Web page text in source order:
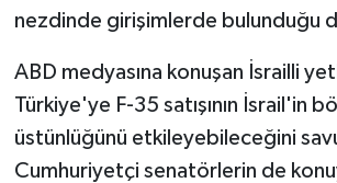
nezdinde girişimlerde bulunduğu
ABD medyasına konuşan İsrailli
Türkiye'ye F-35 satışının İsrail'in
üstünlüğünü etkileyebileceğini
Cumhuriyetçi senatörlerin de